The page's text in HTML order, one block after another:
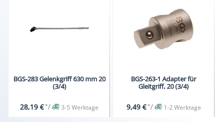
BGS-283 Gelenkgriff 630 mm 20
(3/4)
28,19 €*/ 3-5 Werktage
BGS-263-1 Adapter für
Gleitgriff, 20 (3/4)
9,49 €*/ 1-2 Werktage